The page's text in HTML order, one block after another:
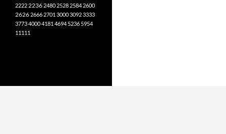
2222 2236 2480 2528 2584 2600
2626 2666 2701 300030923333
377340004181 4694 5236 5954
11111